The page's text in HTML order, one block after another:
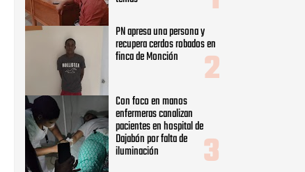
PN apresa una persona y
recupera cerdos robados en
finca de Monción
Con foco en manos
enfermeras canalizan
pacientes en hospital de
Dajabón por falta de
iluminación